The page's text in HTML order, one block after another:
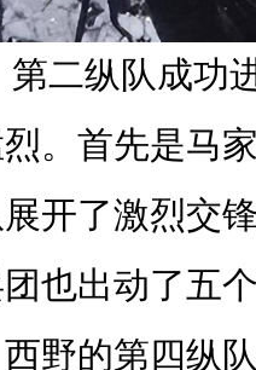
第二纵队成功
。首先是马
开了激烈交
也出动了五
野的第四纵